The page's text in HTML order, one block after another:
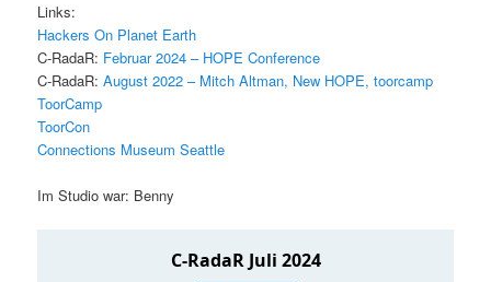
Links:
Hackers On Planet Earth
C-RadaR: Februar 2024 – HOPE Conference
C-RadaR:August 2022 – Mitch Altman, New HOPE, toorcamp
ToorCamp
ToorCon
Connections Museum Seattle
Im Studio war: Benny